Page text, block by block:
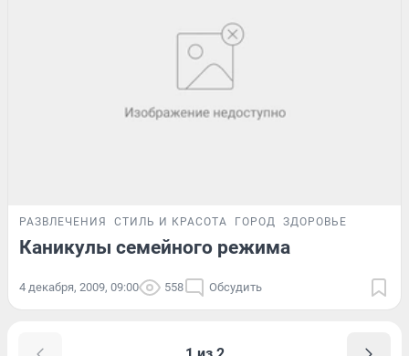
РАЗВЛЕЧЕНИЯ СТИЛЬ И КРАСОТА ГОРОД ЗДОРОВЬЕ
Каникулы семейного режима
4 декабря, 2009, 09:00 558 Обсудить